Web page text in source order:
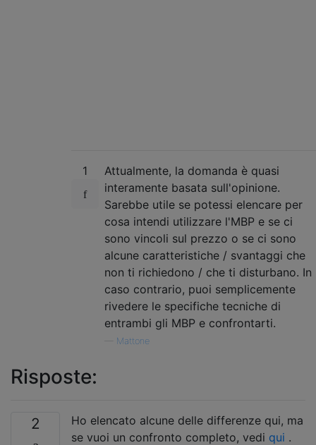
1
Attualmente, la domanda è quasi
interamente basata sull'opinione.
Sarebbe utile se potessi elencare per
cosa intendi utilizzare l'MBP e se ci
sono vincoli sul prezzo o se ci sono
alcune caratteristiche / svantaggi che
non ti richiedono / che ti disturbano. In
caso contrario, puoi semplicemente
rivedere le specifiche tecniche di
entrambi gli MBP e confrontarti.
Mattone
Risposte:
2
Ho elencato alcune delle differenze qui, ma
se vuoi un confronto completo, vedi qui .